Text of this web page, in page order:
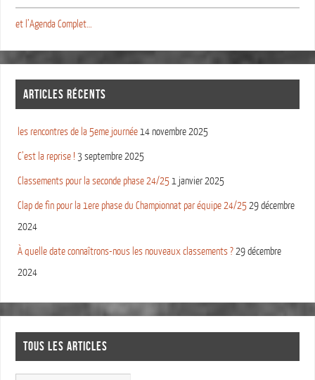
et l’Agenda Complet…
ARTICLES RÉCENTS
les rencontres de la 5eme journée14 novembre 2025
C’est la reprise ! 3 septembre 2025
Classements pour la seconde phase 24/251 janvier 2025
Clap de fin pour la 1ere phase du Championnat par équipe 24/2529 décembre
2024
À quelle date connaîtrons-nous les nouveaux classements ?29 décembre
2024
TOUS LES ARTICLES